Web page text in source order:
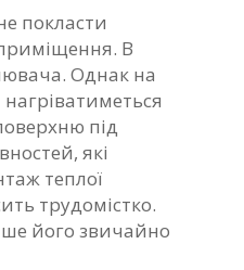
покласти
В
Однак на
нагріватиметься
під
які
теплої
трудомістко.
його звичайно